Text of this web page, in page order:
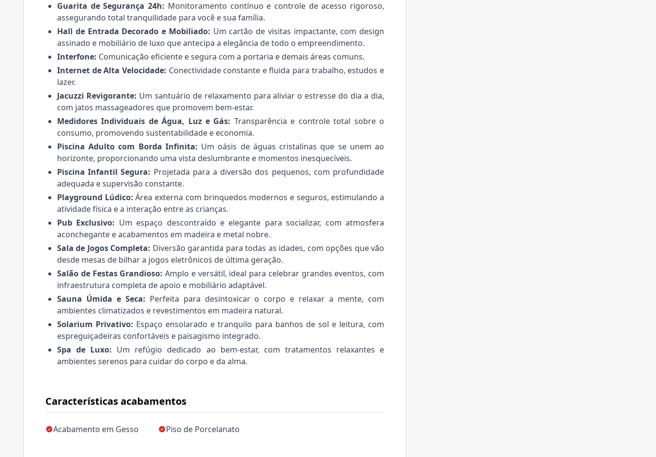
Características acabamentos
Acabamento em Gesso Piso de Porcelanato
Guarita de Segurança 24h: Monitoramento contínuo e controle de acesso rigoroso,
assegurando total tranquilidade para você e sua família.
Hall de Entrada Decorado e Mobiliado: Um cartão de visitas impactante, com design
assinado e mobiliário de luxo que antecipa a elegância de todo o empreendimento.
Interfone: Comunicação eficiente e segura com a portaria e demais áreas comuns.
Internet de Alta Velocidade: Conectividade constante e fluida para trabalho, estudos e
lazer.
Jacuzzi Revigorante: Um santuário de relaxamento para aliviar o estresse do dia a dia,
com jatos massageadores que promovem bem-estar.
Medidores Individuais de Água, Luz e Gás: Transparência e controle total sobre o
consumo, promovendo sustentabilidade e economia.
Piscina Adulto com Borda Infinita: Um oásis de águas cristalinas que se unem ao
horizonte, proporcionando uma vista deslumbrante e momentos inesquecíveis.
Piscina Infantil Segura: Projetada para a diversão dos pequenos, com profundidade
adequada e supervisão constante.
Playground Lúdico: Área externa com brinquedos modernos e seguros, estimulando a
atividade física e a interação entre as crianças.
Pub Exclusivo: Um espaço descontraído e elegante para socializar, com atmosfera
aconchegante e acabamentos em madeira e metal nobre.
Sala de Jogos Completa: Diversão garantida para todas as idades, com opções que vão
desde mesas de bilhar a jogos eletrônicos de última geração.
Salão de Festas Grandioso: Amplo e versátil, ideal para celebrar grandes eventos, com
infraestrutura completa de apoio e mobiliário adaptável.
Sauna Úmida e Seca: Perfeita para desintoxicar o corpo e relaxar a mente, com
ambientes climatizados e revestimentos em madeira natural.
Solarium Privativo: Espaço ensolarado e tranquilo para banhos de sol e leitura, com
espreguiçadeiras confortáveis e paisagismo integrado.
Spa de Luxo: Um refúgio dedicado ao bem-estar, com tratamentos relaxantes e
ambientes serenos para cuidar do corpo e da alma.